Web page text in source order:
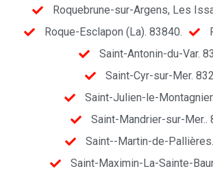
Roquebrune-sur-Argens, Les
Roque-Esclapon (La). 83840.
Saint-Antonin-du-Var.
Saint-Cyr-sur-Mer.
Saint-Julien-le-
Saint-Mandrier-sur-Mer..
Saint--Martin-de-
Saint-Maximin-La-Sainte-